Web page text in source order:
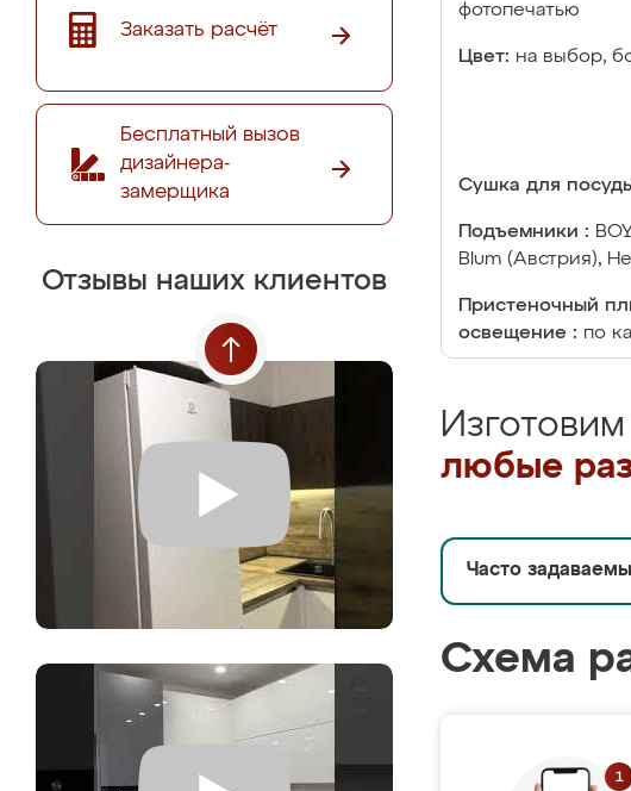
Заказать расчёт
Бесплатный вызов
дизайнера-
замерщика
Отзывы наших клиентов
фотопечатью
Цвет: на выбор,
Сушка для
Подъемники :
Blum (Австрия),
Пристеночный
освещение : по
любые
Часто
Схема